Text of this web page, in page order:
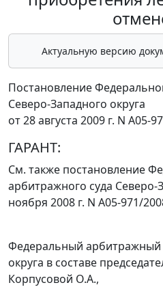
Актуальную версию
Постановление
Северо-Западного округа
от 28 августа 2009 г. N А05-
ГАРАНТ:
См. также постановление
арбитражного суда Северо-
ноября 2008 г. N А05-971/
Федеральный арбитражный
округа в составе
Корпусовой О.А.,